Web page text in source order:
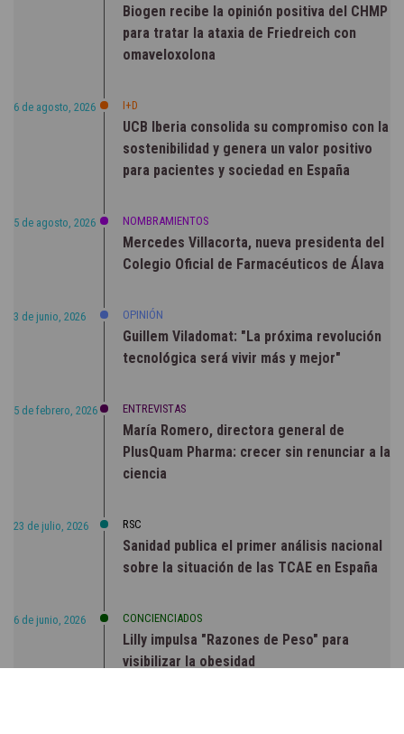
Biogen recibe la opinión positiva del CHMP
para tratar la ataxia de Friedreich con
omaveloxolona
6 de agosto, 2026 I+D
UCB Iberia consolida su compromiso con la
sostenibilidad y genera un valor positivo
para pacientes y sociedad en España
5 de agosto, 2026 NOMBRAMIENTOS
Mercedes Villacorta, nueva presidenta del
Colegio Oficial de Farmacéuticos de Álava
3 de junio, 2026 OPINIÓN
Guillem Viladomat: "La próxima revolución
tecnológica será vivir más y mejor"
5 de febrero, 2026 ENTREVISTAS
María Romero, directora general de
PlusQuam Pharma: crecer sin renunciar a la
ciencia
23 de julio, 2026 RSC
Sanidad publica el primer análisis nacional
sobre la situación de las TCAE en España
6 de junio, 2026 CONCIENCIADOS
Lilly impulsa "Razones de Peso" para
visibilizar la obesidad